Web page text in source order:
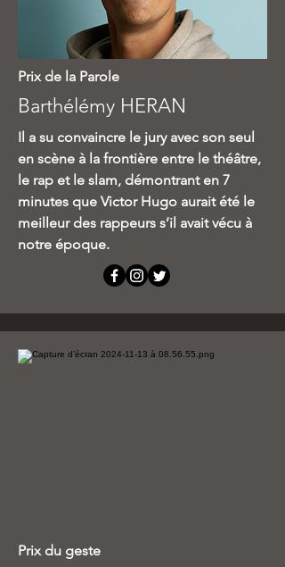
Prix de la Parole
Barthélémy HERAN
Il a su convaincre le jury avec son seul
en scène à la frontière entre le théâtre,
le rap et le slam, démontrant en 7
minutes que Victor Hugo aurait été le
meilleur des rappeurs s’il avait vécu à
notre époque.
Prix du geste